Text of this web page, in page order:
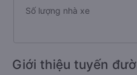
Số lượng chuyến xe